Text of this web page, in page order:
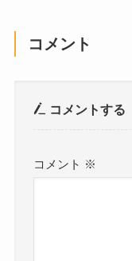
コメント
コメントする
コメント ※